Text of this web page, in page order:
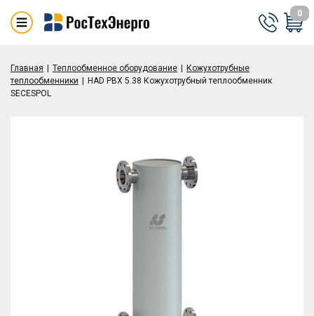
0
Главная Теплообменное оборудование
Кожухотрубные
теплообменники
HAD PBX 5.38 Кожухотрубный теплообменник
SECESPOL